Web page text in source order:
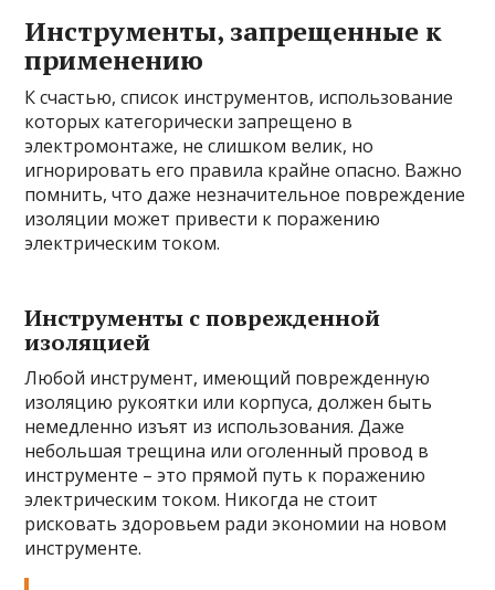
Инструменты, запрещенные к
применению
К счастью, список инструментов, использование
которых категорически запрещено в
электромонтаже, не слишком велик, но
игнорировать его правила крайне опасно. Важно
помнить, что даже незначительное повреждение
изоляции может привести к поражению
электрическим током.
Инструменты с поврежденной
изоляцией
Любой инструмент, имеющий поврежденную
изоляцию рукоятки или корпуса, должен быть
немедленно изъят из использования. Даже
небольшая трещина или оголенный провод в
инструменте – это прямой путь к поражению
электрическим током. Никогда не стоит
рисковать здоровьем ради экономии на новом
инструменте.